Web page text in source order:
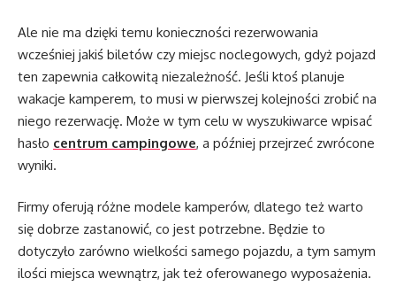
Ale nie ma dzięki temu konieczności rezerwowania
wcześniej jakiś biletów czy miejsc noclegowych, gdyż pojazd
ten zapewnia całkowitą niezależność. Jeśli ktoś planuje
wakacje kamperem, to musi w pierwszej kolejności zrobić na
niego rezerwację. Może w tym celu w wyszukiwarce wpisać
hasło centrum campingowe, a później przejrzeć zwrócone
wyniki.
Firmy oferują różne modele kamperów, dlatego też warto
się dobrze zastanowić, co jest potrzebne. Będzie to
dotyczyło zarówno wielkości samego pojazdu, a tym samym
ilości miejsca wewnątrz, jak też oferowanego wyposażenia.